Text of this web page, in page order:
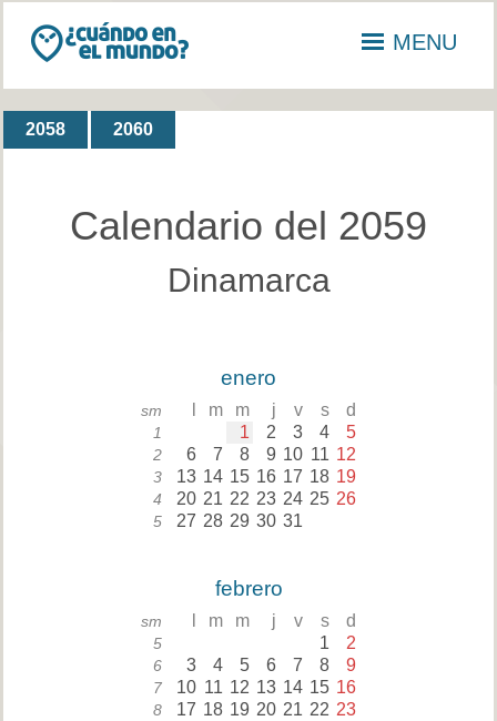
MENU
2058 2060
Calendario del 2059
Dinamarca
enero
sm m m j v s d
1 1 2 3 4 5
2 6 7 8 9 10 11 12
3 13 14 15 16 17 18 19
4 20 21 22 23 24 25 26
5 27 28 29 30 31
febrero
sm m m j v s d
5 1 2
6 3 4 5 6 7 8 9
7 10 11 12 13 14 15 16
8 17 18 19 20 21 22 23